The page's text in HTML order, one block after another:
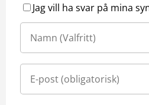
Jag vill ha svar på mina